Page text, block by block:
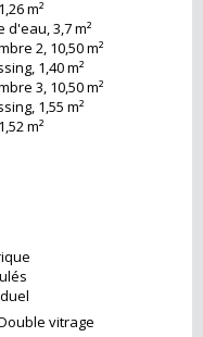
m²
d'eau, 3,7 m²
2, 10,50 m²
1,40 m²
3, 10,50 m²
1,55 m²
m²
vitrage